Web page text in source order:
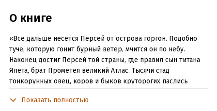
О книге
«Все дальше несется Персей от острова горгон. Подобно
туче, которую гонит бурный ветер, мчится он по небу.
Наконец достиг Персей той страны, где правил сын титана
Япета, брат Прометея великий Атлас. Тысячи стад
тонкорунных овец, коров и быков круторогих паслись
Показать полностью